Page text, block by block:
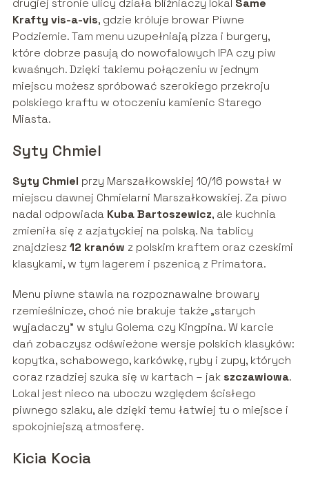
drugiej stronie ulicy działa bliźniaczy lokal Same
Krafty vis-a-vis, gdzie króluje browar Piwne
Podziemie. Tam menu uzupełniają pizza i burgery,
które dobrze pasują do nowofalowych IPA czy piw
kwaśnych. Dzięki takiemu połączeniu w jednym
miejscu możesz spróbować szerokiego przekroju
polskiego kraftu w otoczeniu kamienic Starego
Miasta.
Syty Chmiel
Syty Chmiel przy Marszałkowskiej 10/16 powstał w
miejscu dawnej Chmielarni Marszałkowskiej. Za piwo
nadal odpowiada Kuba Bartoszewicz, ale kuchnia
zmieniła się z azjatyckiej na polską. Na tablicy
znajdziesz 12 kranów z polskim kraftem oraz czeskimi
klasykami, w tym lagerem i pszenicą z Primatora.
Menu piwne stawia na rozpoznawalne browary
rzemieślnicze, choć nie brakuje także „starych
wyjadaczy” w stylu Golema czy Kingpina. W karcie
dań zobaczysz odświeżone wersje polskich klasyków:
kopytka, schabowego, karkówkę, ryby i zupy, których
coraz rzadziej szuka się w kartach – jak szczawiowa.
Lokal jest nieco na uboczu względem ścisłego
piwnego szlaku, ale dzięki temu łatwiej tu o miejsce i
spokojniejszą atmosferę.
Kicia Kocia